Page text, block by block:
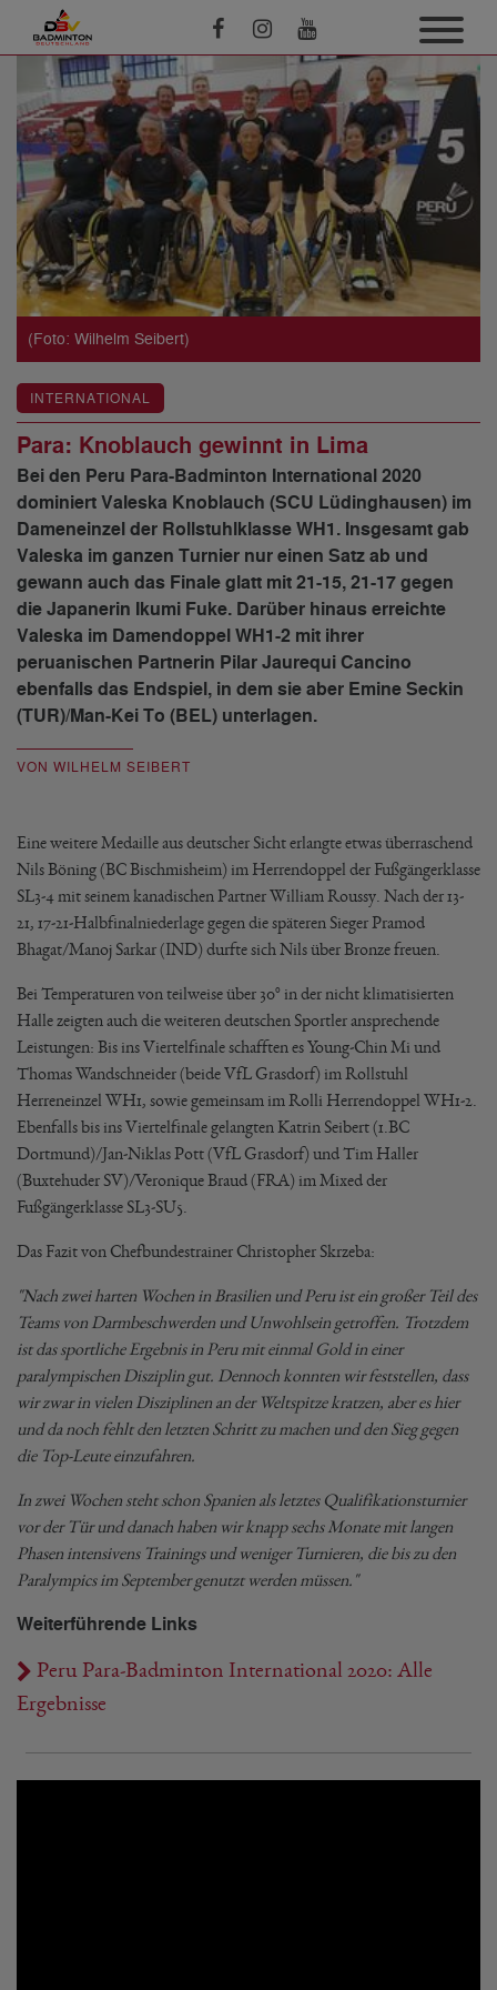
(Foto: Wilhelm Seibert)
INTERNATIONAL
Para: Knoblauch gewinnt in Lima
Bei den Peru Para-Badminton International 2020
dominiert Valeska Knoblauch (SCU Lüdinghausen) im
Dameneinzel der Rollstuhlklasse WH1. Insgesamt gab
Valeska im ganzen Turnier nur einen Satz ab und
gewann auch das Finale glatt mit 21-15, 21-17 gegen
die Japanerin Ikumi Fuke. Darüber hinaus erreichte
Valeska im Damendoppel WH1-2 mit ihrer
peruanischen Partnerin Pilar Jaurequi Cancino
ebenfalls das Endspiel, in dem sie aber Emine Seckin
(TUR)/Man-Kei To (BEL) unterlagen.
VON WILHELM SEIBERT
Eine weitere Medaille aus deutscher Sicht erlangte etwas überraschend
Nils Böning (BC Bischmisheim) im Herrendoppel der Fußgängerklasse
SL3-4 mit seinem kanadischen Partner William Roussy. Nach der 13-
21, 17-21-Halbfinalniederlage gegen die späteren Sieger Pramod
Bhagat/Manoj Sarkar (IND) durfte sich Nils über Bronze freuen.
Bei Temperaturen von teilweise über 30° in der nicht klimatisierten
Halle zeigten auch die weiteren deutschen Sportler ansprechende
Leistungen: Bis ins Viertelfinale schafften es Young-Chin Mi und
Thomas Wandschneider (beide VfL Grasdorf) im Rollstuhl
Herreneinzel WH1, sowie gemeinsam im Rolli Herrendoppel WH1-2.
Ebenfalls bis ins Viertelfinale gelangten Katrin Seibert (1.BC
Dortmund)/Jan-Niklas Pott (VfL Grasdorf) und Tim Haller
(Buxtehuder SV)/Veronique Braud (FRA) im Mixed der
Fußgängerklasse SL3-SU5.
Das Fazit von Chefbundestrainer Christopher Skrzeba:
"Nach zwei harten Wochen in Brasilien und Peru ist ein großer Teil des
Teams von Darmbeschwerden und Unwohlsein getroffen. Trotzdem
ist das sportliche Ergebnis in Peru mit einmal Gold in einer
paralympischen Disziplin gut. Dennoch konnten wir feststellen, dass
wir zwar in vielen Disziplinen an der Weltspitze kratzen, aber es hier
und da noch fehlt den letzten Schritt zu machen und den Sieg gegen
die Top-Leute einzufahren.
In zwei Wochen steht schon Spanien als letztes Qualifikationsturnier
vor der Tür und danach haben wir knapp sechs Monate mit langen
Phasen intensivens Trainings und weniger Turnieren, die bis zu den
Paralympics im September genutzt werden müssen."
Weiterführende Links
Peru Para-Badminton International 2020: Alle
Ergebnisse